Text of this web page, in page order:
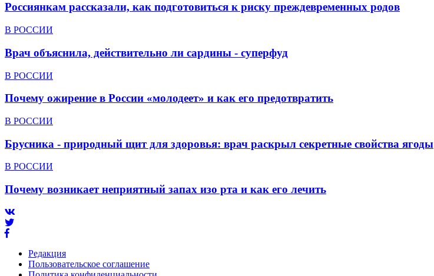
Россиянкам рассказали, как подготовиться к риску преждевременных родов
В РОССИИ
Врач объяснила, действительно ли сардины - суперфуд
В РОССИИ
Почему ожирение в России «молодеет» и как его предотвратить
В РОССИИ
Брусника - природный щит для здоровья: врач раскрыл секретные свойства ягоды
В РОССИИ
Почему возникает неприятный запах изо рта и как его лечить
Редакция
Пользовательское соглашение